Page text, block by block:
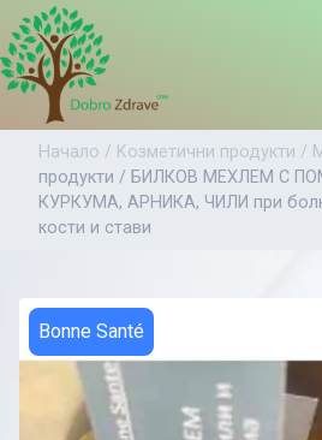
Начало / Kозметични продукти /
продукти / БИЛКОВ МЕХЛЕМ С
КУРКУМА, АРНИКА, ЧИЛИ при
кости и стави
Bonne Santé